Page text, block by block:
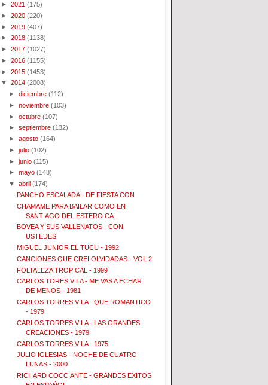
► 2021 (175)
► 2020 (220)
► 2019 (407)
► 2018 (1138)
► 2017 (1027)
► 2016 (1155)
► 2015 (1453)
▼ 2014 (2008)
►diciembre (112)
►noviembre (103)
►octubre (107)
►septiembre (132)
►agosto (164)
►julio (102)
►junio (115)
►mayo (148)
▼abril (174)
PANCHO ESCALADA - DE FIESTA CON
CHAMAME PARA BAILAR COMO EN
SANTIAGO DEL ESTERO CA...
BOVEA Y SUS VALLENATOS - CON
USTEDES
MIGUEL JUNIOR EL TUCU - 1992
CANCIONES QUE CREI OLVIDADAS - VOL 2
FOLTALEZA TROPICAL - 1999
CARLOS TORES VILA - ME VAS A ECHAR
DE MENOS - 1981
CARLOS TORRES VILA - QUE ROMANTICO
- 1979
CARLOS TORRES VILA - LAS GRANDES
CREACIONES - 1979
CARLOS TORRES VILA - 1975
JULIO IGLESIAS - NOCHE DE CUATRO
LUNAS - 2000
RICHARD COCCIANTE - GRANDES EXITOS